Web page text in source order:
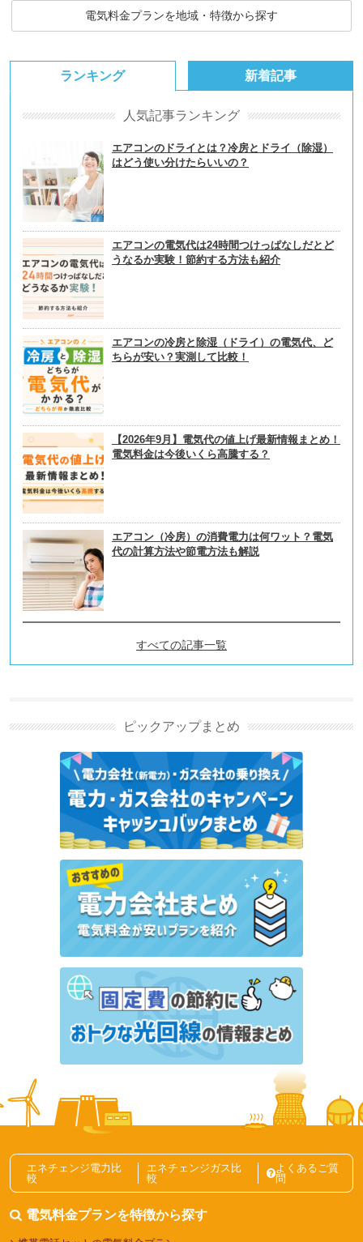
電気料金プランを地域・特徴から探す
ランキング
人気記事ランキング
エアコンのドライとは？冷房とドライ（除湿）
はどう使い分けたらいいの？
エアコンの電気代は24時間つけっぱなしだとど
うなるか実験！節約する方法も紹介
エアコンの冷房と除湿（ドライ）の電気代、ど
ちらが安い？実測して比較！
【2026年9月】電気代の値上げ最新情報まとめ！
電気料金は今後いくら高騰する？
エアコン（冷房）の消費電力は何ワット？電気
代の計算方法や節電方法も解説
すべての記事一覧
新着記事
比較・交渉の全手順
引越しでやることチェックリスト｜2カ月前〜引越し
後の手続き・準備を時系列で完全ガイド
引越し業者おすすめ5社を比較｜大手業者のサービス
と料金相場を解説
引越しの見積もりは何日前に取る？通常期・繁忙期の
傾向と引越し全体のスケジュールを解説
引越しはいつが安い？料金相場と引越し費用を抑える
ピックアップまとめ
エネチェンジ電力比
較
エネチェンジガス比
較
よくあるご質
問
電気料金プランを特徴から探す